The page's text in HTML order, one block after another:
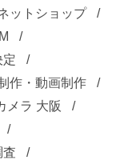
ットショップ
定
作・動画制作
メラ 大阪
査